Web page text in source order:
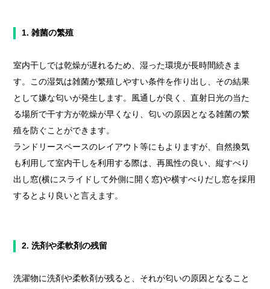
1. 雑菌の繁殖
室内干しでは乾燥が遅れるため、湿った環境が長時間続きま
す。この湿気は雑菌が繁殖しやすい条件を作り出し、その結果
として嫌な匂いが発生します。風通しが良く、直射日光の当た
る場所で干す方が乾燥が早くなり、匂いの原因となる雑菌の繁
殖を防ぐことができます。
ランドリースペースのレイアウト等にもよりますが、自然換気
も利用して室内干しを利用する際は、再風性の良い、縦すべり
出し窓(横にスライドして外側に開く窓)や横すべりだし窓を採用
するとより良いと言えます。
2. 洗剤や柔軟剤の残留
洗濯物に洗剤や柔軟剤が残ると、それが匂いの原因となること